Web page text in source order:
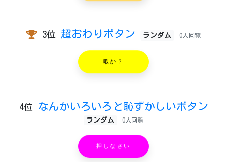
3位 超おわりボタン ランダム 0人回覧
暇か？
4位 なんかいろいろと恥ずかしいボタン
ランダム 0人回覧
押しなさい